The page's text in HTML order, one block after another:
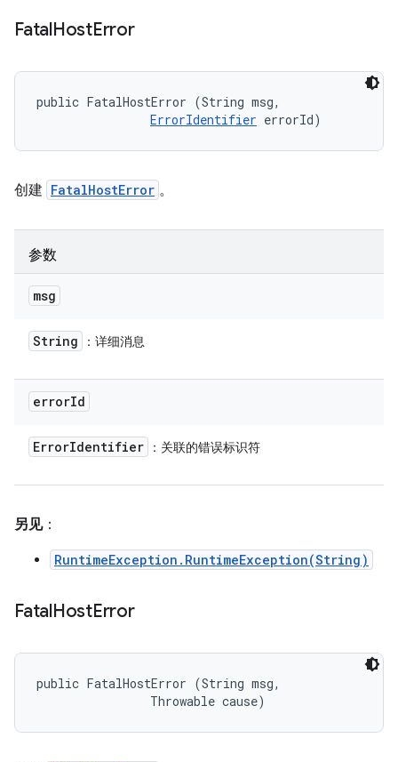
FatalHostError
public FatalHostError (String msg,
ErrorIdentifier errorId)
创建 FatalHostError 。
参数
msg
String ：详细消息
errorId
ErrorIdentifier ：关联的错误标识符
另见：
RuntimeException.RuntimeException(String)
FatalHostError
public FatalHostError (String msg,
                Throwable cause)